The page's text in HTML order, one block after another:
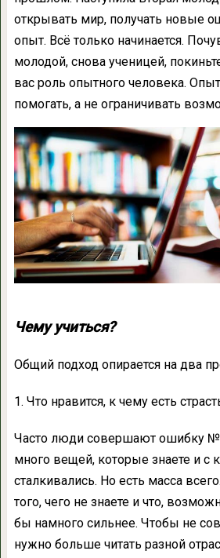
открывать мир, получать новые
опыт. Всё только начинается.
молодой, снова ученицей,
вас роль опытного человека.
помогать, а не ограничивать
Чему учиться?
Общий подход опирается на два
1. Что нравится, к чему есть
Часто люди совершают ошибку №
много вещей, которые знаете и с
сталкивались. Но есть масса
того, чего не знаете и что,
бы намного сильнее. Чтобы не
нужно больше читать разной